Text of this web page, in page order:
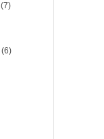
(7)
(6)